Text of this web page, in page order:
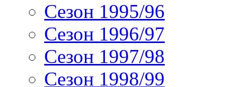
Сезон 1995/96
Сезон 1996/97
Сезон 1997/98
Сезон 1998/99